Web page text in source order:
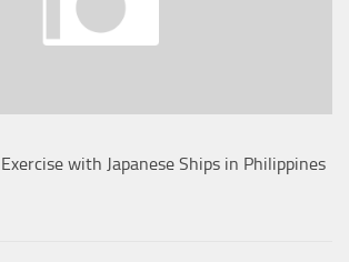
with Japanese Ships in Philippines